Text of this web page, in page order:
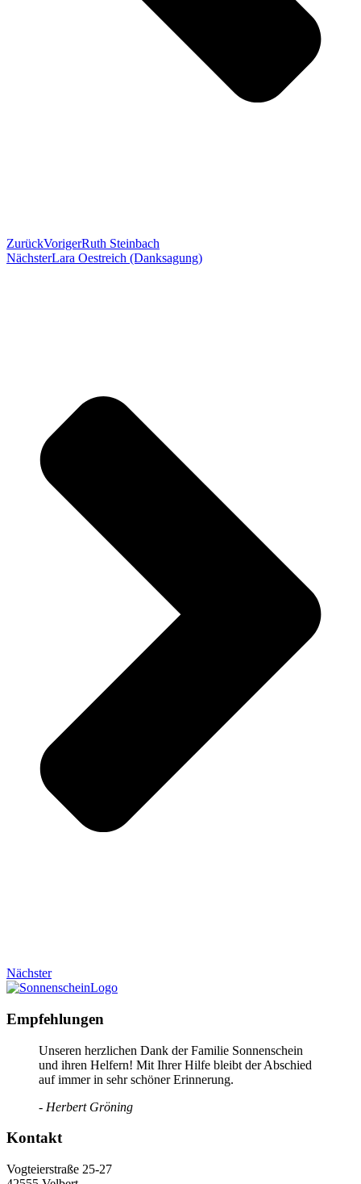
ZurückVorigerRuth Steinbach
NächsterLara Oestreich (Danksagung)
Nächster
Empfehlungen
Unseren herzlichen Dank der Familie Sonnenschein
und ihren Helfern! Mit Ihrer Hilfe bleibt der Abschied
auf immer in sehr schöner Erinnerung.
- Herbert Gröning
Kontakt
Vogteierstraße 25-27